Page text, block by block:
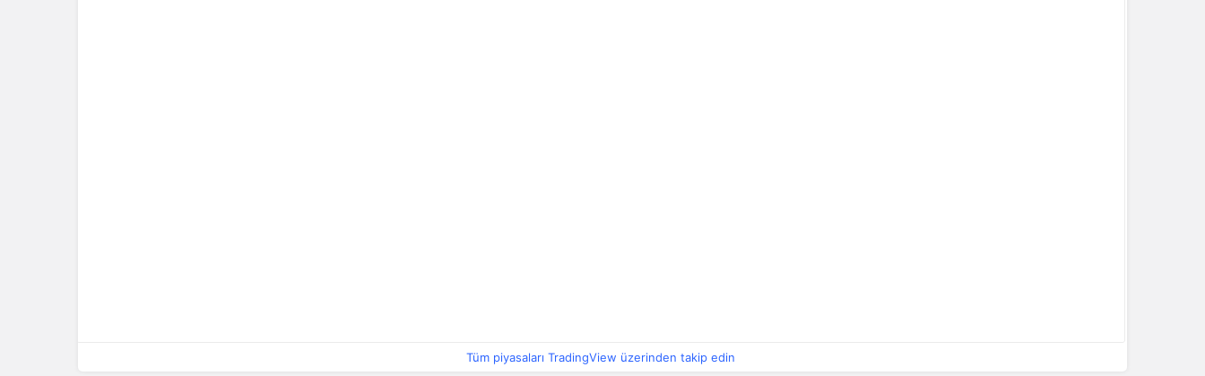
Tüm piyasaları TradingView üzerinden takip edin